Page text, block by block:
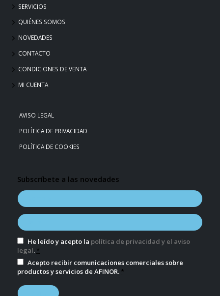
SERVICIOS
QUIÉNES SOMOS
NOVEDADES
CONTACTO
CONDICIONES DE VENTA
MI CUENTA
AVISO LEGAL
POLÍTICA DE PRIVACIDAD
POLÍTICA DE COOKIES
Subscríbete a las novedades
He leído y acepto la política de privacidad y el aviso
legal. *
Acepto recibir comunicaciones comerciales sobre
productos y servicios de AFINOR. *